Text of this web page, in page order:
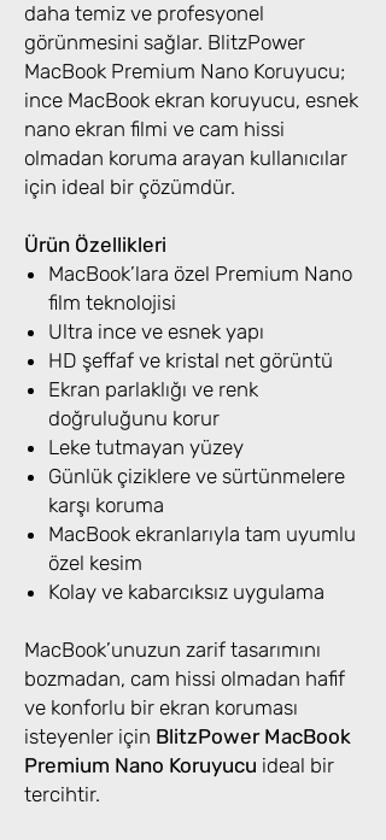
daha temiz ve profesyonel
görünmesini sağlar. BlitzPower
MacBook Premium Nano Koruyucu;
ince MacBook ekran koruyucu, esnek
nano ekran filmi ve cam hissi
olmadan koruma arayan kullanıcılar
için ideal bir çözümdür.
Ürün Özellikleri
MacBook’lara özel Premium Nano
film teknolojisi
Ultra ince ve esnek yapı
HD şeffaf ve kristal net görüntü
Ekran parlaklığı ve renk
doğruluğunu korur
Leke tutmayan yüzey
Günlük çiziklere ve sürtünmelere
karşı koruma
MacBook ekranlarıyla tam uyumlu
özel kesim
Kolay ve kabarcıksız uygulama
MacBook’unuzun zarif tasarımını
bozmadan, cam hissi olmadan hafif
ve konforlu bir ekran koruması
isteyenler için BlitzPower MacBook
Premium Nano Koruyucu ideal bir
tercihtir.